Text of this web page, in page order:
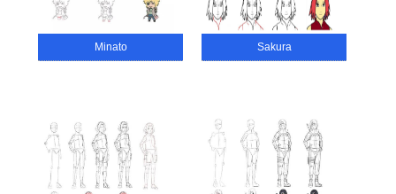
Minato Sakura